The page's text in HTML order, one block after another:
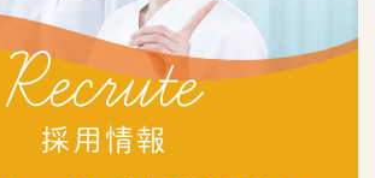
Recrute
採用情報